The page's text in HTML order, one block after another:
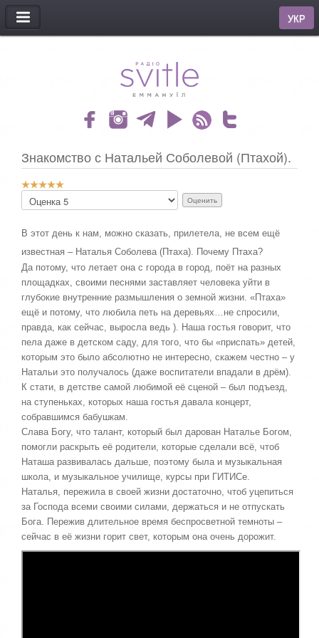
МЕНЮ
УКР
Знакомство с Натальей Соболевой (Птахой).
Р
й
и
н
г
:
5
/
5
о
а
л
у
й
с
т
а
,
о
е
н
и
т
е
В этот день к нам, можно сказать, прилетела, не всем ещё
известная – Наталья Соболева (Птаха). Почему Птаха?
Да потому, что летает она с города в город, поёт на разных
площадках, своими песнями заставляет человека уйти в
глубокие внутренние размышления о земной жизни. «Птаха»
ещё и потому, что любила петь на деревьях…не спросили,
правда, как сейчас, выросла ведь ). Наша гостья говорит, что
пела даже в детском саду, для того, что бы «приспать» детей,
которым это было абсолютно не интересно, скажем честно – у
Натальи это получалось (даже воспитатели впадали в дрём).
К стати, в детстве самой любимой её сценой – был подъезд,
на ступеньках, которых наша гостья давала концерт,
собравшимся бабушкам.
Слава Богу, что талант, который был дарован Наталье Богом,
помогли раскрыть её родители, которые сделали всё, чтоб
Наташа развивалась дальше, поэтому была и музыкальная
школа, и музыкальное училище, курсы при ГИТИСе.
Наталья, пережила в своей жизни достаточно, чтоб уцепиться
за Господа всеми своими силами, держаться и не отпускать
Бога. Пережив длительное время беспросветной темноты –
сейчас в её жизни горит свет, которым она очень дорожит.